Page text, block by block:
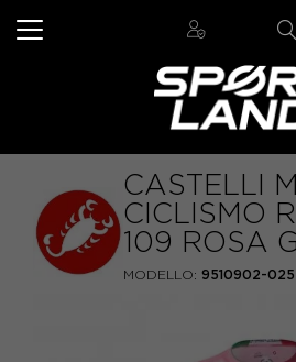
CASTELLI
CICLISMO
109 ROSA
MODELLO: 9510902-025